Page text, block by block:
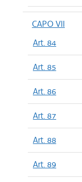
CAPO VII
Art. 84
Art. 85
Art. 86
Art. 87
Art. 88
Art. 89